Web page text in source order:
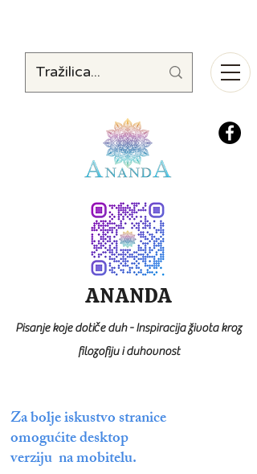
Za bolje iskustvo stranice
omogućite desktop
verziju na mobitelu.
ANANDA
Pisanje koje dotiče duh - Inspiracija života kroz
filozofiju i duhovnost